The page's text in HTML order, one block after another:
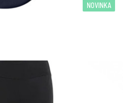
NOVINKA